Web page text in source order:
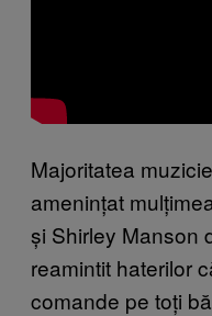
Majoritatea
amenințat
și Shirley Manson
reamintit haterilor
comande pe toți